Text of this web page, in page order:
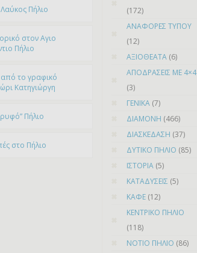
Λαύκος Πήλιο
στον Αγιο
Πήλιο
από το γραφικό
Kατηγιώργη
Πήλιο
στο Πήλιο
(172)
ΑΝΑΦΟΡΕΣ ΤΥΠΟΥ
(12)
ΑΞΙΟΘΕΑΤΑ (6)
ΑΠΟΔΡΑΣΕΙΣ ΜΕ 4×4
(3)
ΓΕΝΙΚΑ (7)
ΔΙΑΜΟΝΗ (466)
ΔΙΑΣΚΕΔΑΣΗ (37)
ΔΥΤΙΚΟ ΠΗΛΙΟ (85)
ΙΣΤΟΡΙΑ (5)
ΚΑΤΑΔΥΣΕΙΣ (5)
ΚΑΦΕ (12)
ΚΕΝΤΡΙΚΟ ΠΗΛΙΟ
(118)
ΝΟΤΙΟ ΠΗΛΙΟ (86)